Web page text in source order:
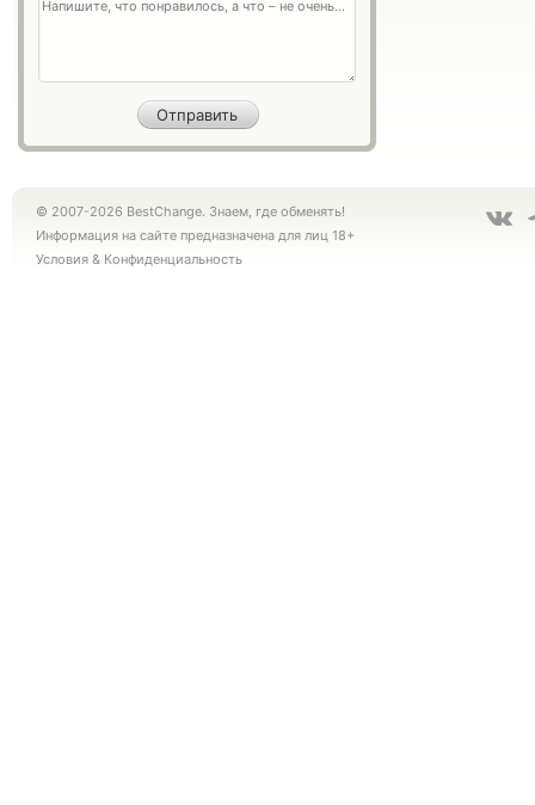
© 2007-2026 BestChange. Знаем, где обменять!
Информация на сайте предназначена для лиц 18+
Условия & Конфиденциальность